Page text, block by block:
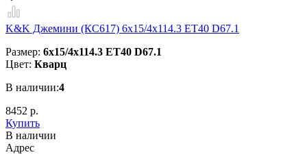
K&K Джемини (КС617) 6x15/4x114.3 ET40 D67.1
Размер: 6x15/4x114.3 ET40 D67.1
Цвет: Кварц
В наличии:4
8452 р.
Купить
В наличии
Aдрес